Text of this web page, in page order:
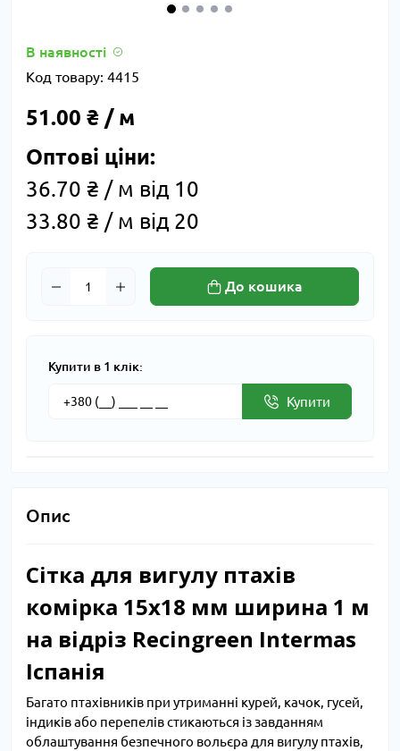
В наявності
Код товару: 4415
51.00 ₴ / м
Оптові ціни:
36.70 ₴ / м від 10
33.80 ₴ / м від 20
До кошика
Купити в 1 клік:
Купити
Опис
Сітка для вигулу птахів
комірка 15х18 мм ширина 1 м
на відріз Recingreen Intermas
Іспанія
Багато птахівників при утриманні курей, качок, гусей,
індиків або перепелів стикаються із завданням
облаштування безпечного вольєра для вигулу птахів,